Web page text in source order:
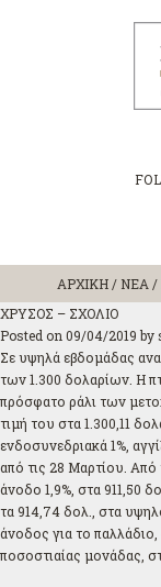
ΑΡΧΙΚΗ/ ΝΕΑ /
ΧΡΥΣΟΣ – ΣΧΟΛΙΟ
Posted on 09/04/2019 by
Σε υψηλά εβδομάδας
των 1.300 δολαρίων. Η
πρόσφατο ράλι των
τιμή του στα 1.300,11
ενδοσυνεδριακά 1%,
από τις 28 Μαρτίου. Από
άνοδο 1,9%, στα 911,50
τα 914,74 δολ., στα
άνοδος για το
ποσοστιαίας μονάδας,